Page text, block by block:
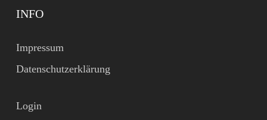
INFO
Impressum
Datenschutzerklärung
Login